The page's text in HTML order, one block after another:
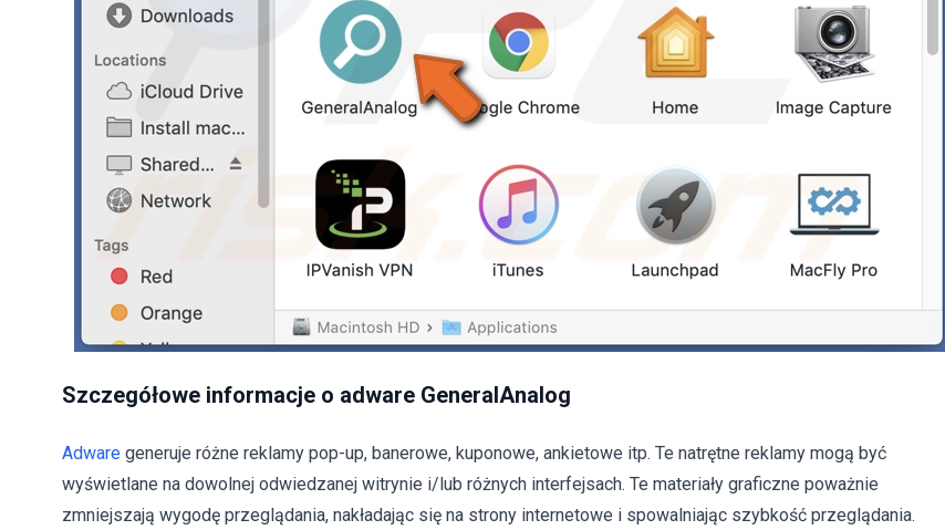
Szczegółowe informacje o adware GeneralAnalog
Adware generuje różne reklamy pop-up, banerowe, kuponowe, ankietowe itp. Te natrętne reklamy mogą być
wyświetlane na dowolnej odwiedzanej witrynie i/lub różnych interfejsach. Te materiały graficzne poważnie
zmniejszają wygodę przeglądania, nakładając się na strony internetowe i spowalniając szybkość przeglądania.